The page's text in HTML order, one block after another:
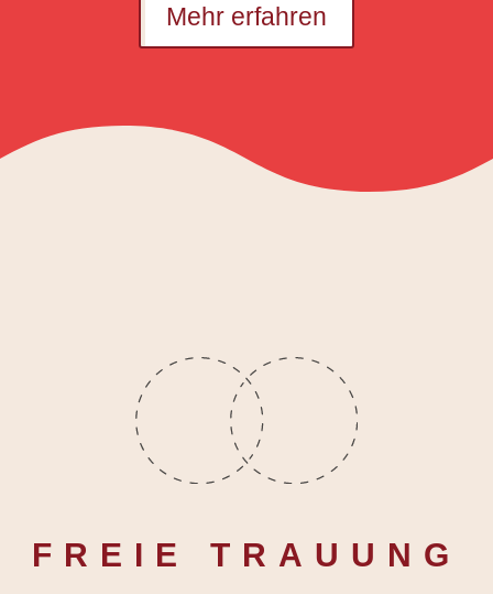
Mehr erfahren
FREIE TRAUUNG